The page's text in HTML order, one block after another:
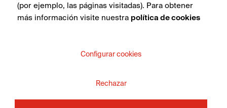
(por ejemplo, las páginas visitadas). Para obtener
más información visite nuestra política de cookies
Configurar cookies
Rechazar